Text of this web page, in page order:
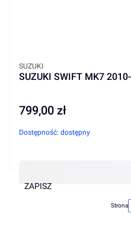
SUZUKI SWIFT MK7
PRODUCENT
SUZUKI
Cena
799,00 zł
Dostępność: dostępny
ZAPISZ
Strona